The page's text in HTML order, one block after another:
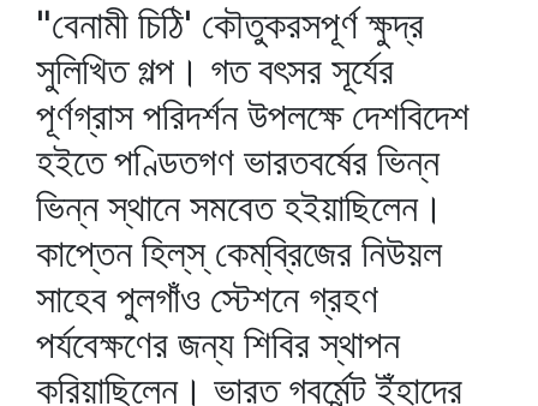
"বেনামী চিঠি' কৌতুকরসপূর্ণ ক্ষুদ্র
সুলিখিত গল্প। গত বৎসর সূর্যের
পূর্ণগ্রাস পরিদর্শন উপলক্ষে দেশবিদেশ
হইতে পণ্ডিতগণ ভারতবর্ষের ভিন্ন
ভিন্ন স্থানে সমবেত হইয়াছিলেন।
কাপ্তেন হিল্‌স্‌ কেম্‌ব্রিজের নিউয়ল
সাহেব পুলগাঁও স্টেশনে গ্রহণ
পর্যবেক্ষণের জন্য শিবির স্থাপন
করিয়াছিলেন। ভারত গবর্মেন্ট ইঁহাদের